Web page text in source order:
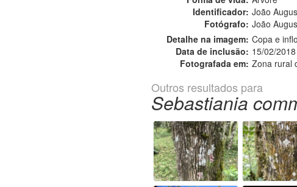
Identificador: João
Fotógrafo: João
Detalhe na imagem: Copa e
Data de inclusão: 15/02/
Fotografada em: Zona rural
Outros resultados para
Sebastiania